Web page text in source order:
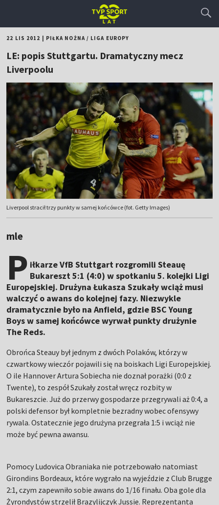
22 LIS 2012 PIŁKA NOŻNA/ LIGA EUROPY
LE: popis Stuttgartu. Dramatyczny mecz
Liverpoolu
Liverpool stracił trzy punkty w samej końcówce (fot. Getty Images)
mle
P iłkarze VfB Stuttgart rozgromili Steauę
Bukareszt 5:1 (4:0) w spotkaniu 5. kolejki Ligi
Europejskiej. Drużyna Łukasza Szukały wciąż musi
walczyć o awans do kolejnej fazy. Niezwykle
dramatycznie było na Anfield, gdzie BSC Young
Boys w samej końcówce wyrwał punkty drużynie
The Reds.
Obrońca Steauy był jednym z dwóch Polaków, którzy w
czwartkowy wieczór pojawili się na boiskach Ligi Europejskiej.
O ile Hannover Artura Sobiecha nie doznał porażki (0:0 z
Twente), to zespół Szukały został wręcz rozbity w
Bukareszcie. Już do przerwy gospodarze przegrywali aż 0:4, a
polski defensor był kompletnie bezradny wobec ofensywy
rywala. Ostatecznie jego drużyna przegrała 1:5 i wciąż nie
może być pewna awansu.
Pomocy Ludovica Obraniaka nie potrzebowało natomiast
Girondins Bordeaux, które wygrało na wyjeździe z Club Brugge
2:1, czym zapewniło sobie awans do 1/16 finału. Oba gole dla
Żyrondystów strzelił Brazylijczyk Jussie. Reprezentanta